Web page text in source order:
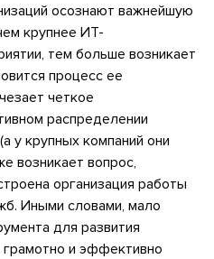
осознают важнейшую
крупнее ИТ-
тем больше возникает
процесс ее
четкое
распределении
у крупных компаний они
возникает вопрос,
организация работы
Иными словами, мало
для развития
и эффективно